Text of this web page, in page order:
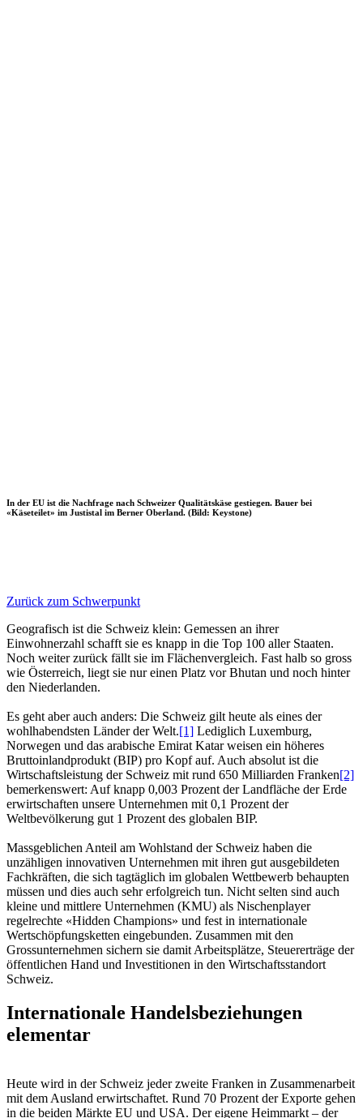
In der EU ist die Nachfrage nach Schweizer Qualitätskäse gestiegen. Bauer bei
«Käseteilet» im Justistal im Berner Oberland. (Bild: Keystone)
Zurück zum Schwerpunkt
Geografisch ist die Schweiz klein: Gemessen an ihrer
Einwohnerzahl schafft sie es knapp in die Top 100 aller Staaten.
Noch weiter zurück fällt sie im Flächenvergleich. Fast halb so gross
wie Österreich, liegt sie nur einen Platz vor Bhutan und noch hinter
den Niederlanden.
Es geht aber auch anders: Die Schweiz gilt heute als eines der
wohlhabendsten Länder der Welt.[1] Lediglich Luxemburg,
Norwegen und das arabische Emirat Katar weisen ein höheres
Bruttoinlandprodukt (BIP) pro Kopf auf. Auch absolut ist die
Wirtschaftsleistung der Schweiz mit rund 650 Milliarden Franken[2]
bemerkenswert: Auf knapp 0,003 Prozent der Landfläche der Erde
erwirtschaften unsere Unternehmen mit 0,1 Prozent der
Weltbevölkerung gut 1 Prozent des globalen BIP.
Massgeblichen Anteil am Wohlstand der Schweiz haben die
unzähligen innovativen Unternehmen mit ihren gut ausgebildeten
Fachkräften, die sich tagtäglich im globalen Wettbewerb behaupten
müssen und dies auch sehr erfolgreich tun. Nicht selten sind auch
kleine und mittlere Unternehmen (KMU) als Nischenplayer
regelrechte «Hidden Champions» und fest in internationale
Wertschöpfungsketten eingebunden. Zusammen mit den
Grossunternehmen sichern sie damit Arbeitsplätze, Steuererträge der
öffentlichen Hand und Investitionen in den Wirtschaftsstandort
Schweiz.
Internationale Handelsbeziehungen
elementar
Heute wird in der Schweiz jeder zweite Franken in Zusammenarbeit
mit dem Ausland erwirtschaftet. Rund 70 Prozent der Exporte gehen
in die beiden Märkte EU und USA. Der eigene Heimmarkt – der